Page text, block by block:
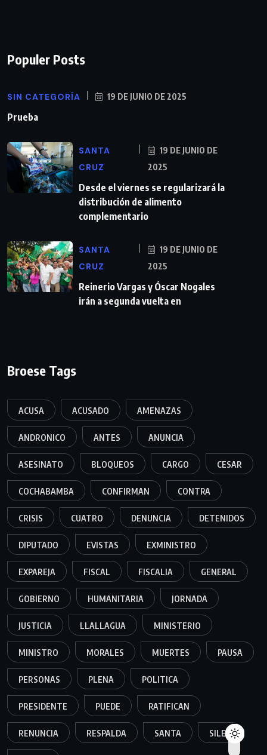
Populer Posts
SIN CATEGORÍA 19 DE JUNIO DE 2025
Prueba
SANTA
CRUZ
19 DE JUNIO DE
2025
Desde el viernes se regularizará la
distribución de alimento
complementario
SANTA
CRUZ
19 DE JUNIO DE
2025
Reinerio Vargas y Óscar Nogales
irán a segunda vuelta en
Broese Tags
ACUSA ACUSADO AMENAZAS
ANDRONICO ANTES ANUNCIA
ASESINATO BLOQUEOS CARGO CESAR
COCHABAMBA CONFIRMAN CONTRA
CRISIS CUATRO DENUNCIA DETENIDOS
DIPUTADO EVISTAS EXMINISTRO
EXPAREJA FISCAL FISCALIA GENERAL
GOBIERNO HUMANITARIA JORNADA
JUSTICIA LLALLAGUA MINISTERIO
MINISTRO MORALES MUERTES PAUSA
PERSONAS PLENA POLITICA
PRESIDENTE PUEDE RATIFICAN
RENUNCIA RESPALDA SANTA SILES